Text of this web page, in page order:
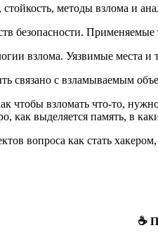
методы взлома и
безопасности. Применяемые
взлома. Уязвимые места и
связано с взламываемым
чтобы взломать что-то,
как выделяется память, в
вопроса как стать
☕